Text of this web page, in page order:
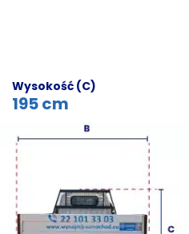
Wysokość (C)
195 cm